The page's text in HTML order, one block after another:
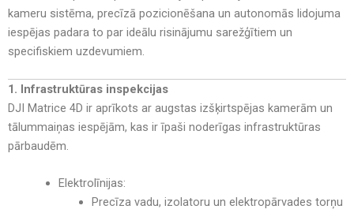
kameru sistēma, precīzā pozicionēšana un autonomās lidojuma
iespējas padara to par ideālu risinājumu sarežģītiem un
specifiskiem uzdevumiem.
1. Infrastruktūras inspekcijas
DJI Matrice 4D ir aprīkots ar augstas izšķirtspējas kamerām un
tālummaiņas iespējām, kas ir īpaši noderīgas infrastruktūras
pārbaudēm.
Elektrolīnijas:
Precīza vadu, izolatoru un elektropārvades torņu